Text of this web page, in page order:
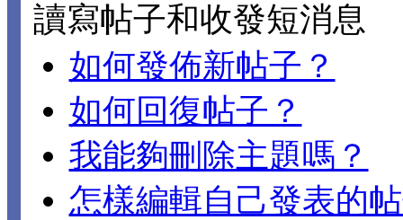
讀寫帖子和收發短消息
如何發佈新帖子？
如何回復帖子？
我能夠刪除主題嗎？
怎樣編輯自己發表的